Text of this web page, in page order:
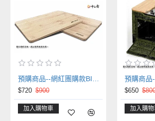
$720 $900
加入購物車
$650
加入購